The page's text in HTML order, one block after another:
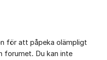
för att påpeka olämpligt
forumet. Du kan inte